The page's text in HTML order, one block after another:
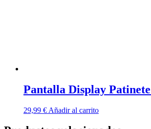
Pantalla Display
29,99 € Añadir al carrito